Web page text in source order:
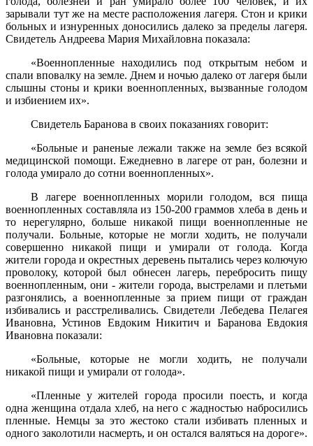
зарывали тут же на месте рас­положения лагеря. Стон и крики
больных и изнуренных доносились далеко за пределы лагеря.
Свидетель Андреева Мария Михайловна показала:
«Военнопленные находились под открытым небом и
спали впо­валку на земле. Днем и ночью далеко от лагеря были
слышны стоны и крики военнопленных, вызванные голодом
и избиением их».
Свидетель Баранова в своих показаниях говорит:
«Больные и раненые лежали также на земле без всякой
медицин­ской помощи. Ежедневно в лагере от ран, болезни и
голода умирало до сотни военнопленных».
В лагере военнопленных морили голодом, вся пища
военноплен­ных составляла из 150-200 граммов хлеба в день и
то нерегулярно, больше никакой пищи военнопленные не
получали. Больные, кото­рые не могли ходить, не получали
совершенно никакой пищи и уми­рали от голода. Когда
жители города и окрестных деревень пытались через колючую
проволоку, которой был обнесен лагерь, перебро­сить пищу
военнопленным, они - жители города, выстрелами и плетьми
разгонялись, а военнопленные за прием пищи от граждан
избивались и расстреливались. Свидетели Лебедева Пелагея
Ива­новна, Устинов Евдоким Никитич и Баранова Евдокия
Ивановна по­казали:
«Больные, которые не могли ходить, не получали
никакой пищи и умирали от голода».
«Пленные у жителей города просили поесть, и когда
одна жен­щина отдала хлеб, на него с жадностью набросились
пленные. Немцы за это жестоко стали избивать пленных и
одного заколотили насмерть, и он остался валяться на дороге».